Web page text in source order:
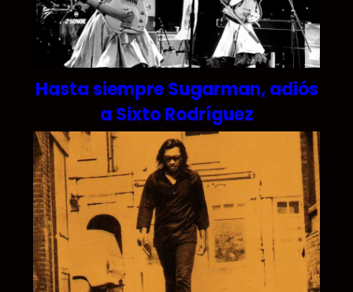
Hasta siempre Sugarman, adiós
a Sixto Rodríguez